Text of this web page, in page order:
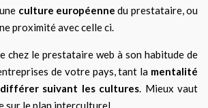
culture européenne du prestataire, ou
proximité avec celle ci.
chez le prestataire web à son habitude de
de votre pays, tant la mentalité
différer suivant les cultures . Mieux vaut
sur le plan interculturel…